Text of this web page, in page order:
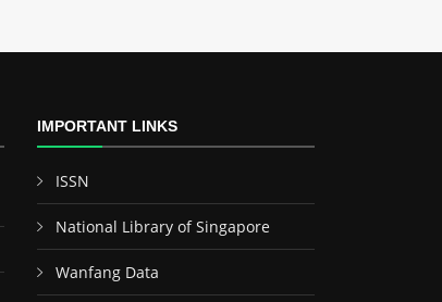
IMPORTANT LINKS
ISSN
National Library of Singapore
Wanfang Data